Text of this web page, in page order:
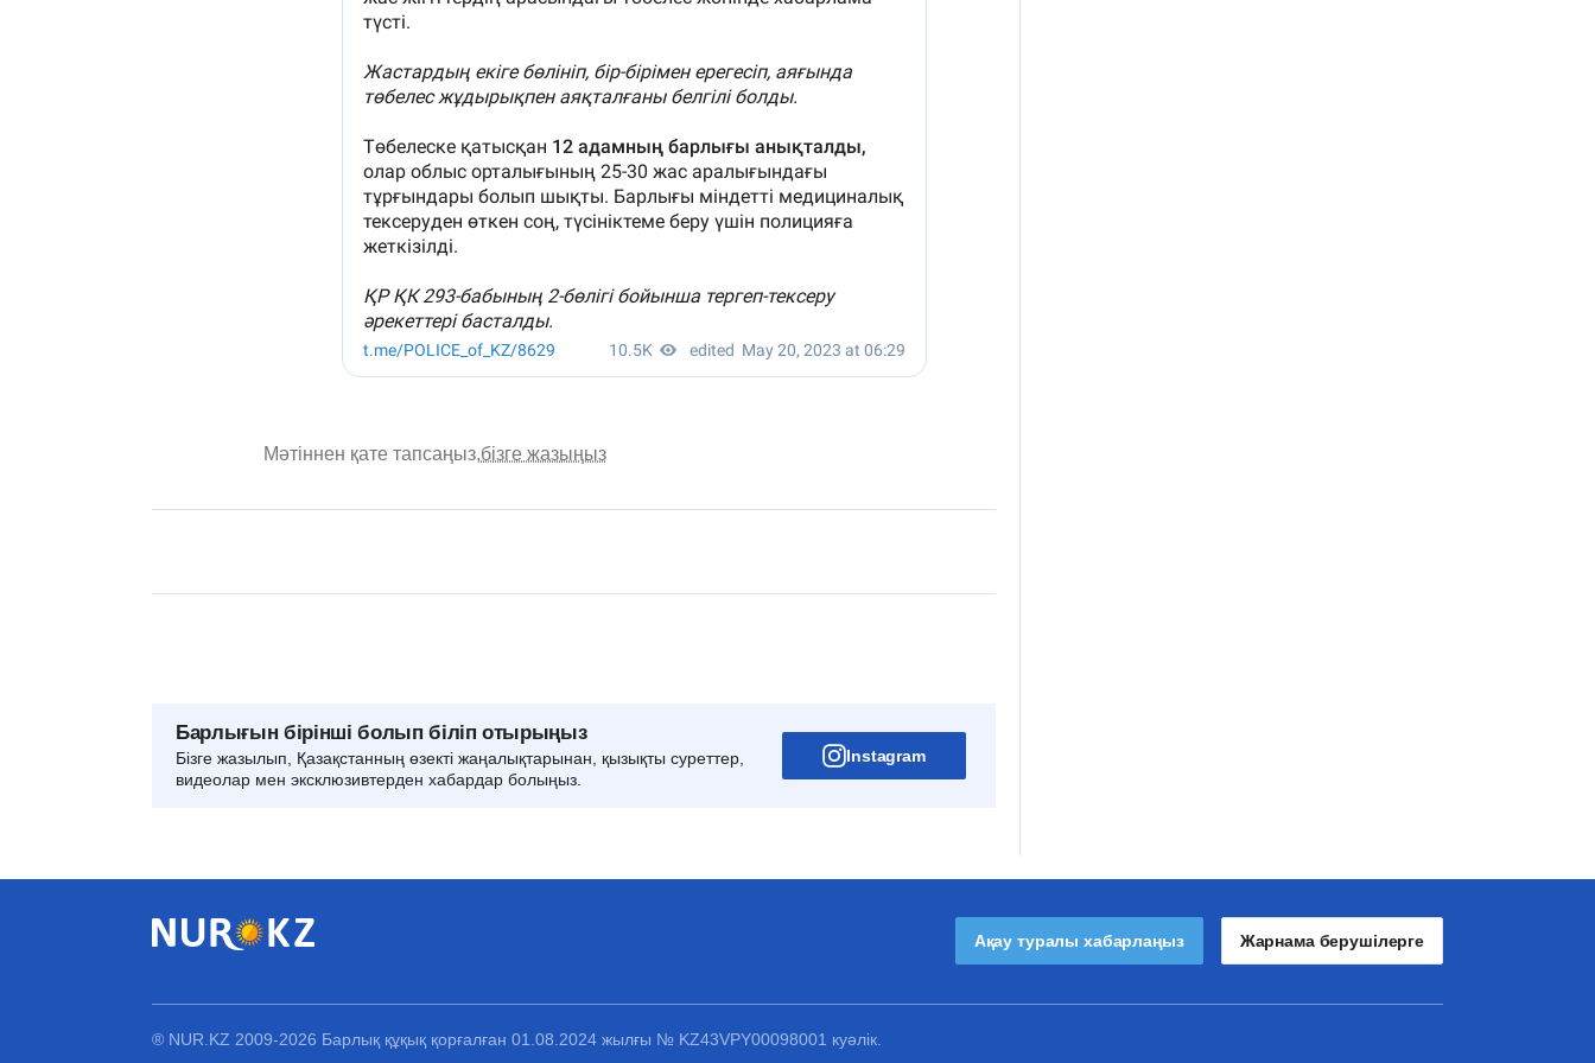
Мәтіннен қате тапсаңыз,бізге жазыңыз
Барлығын бірінші болып біліп отырыңыз
Бізге жазылып, Қазақстанның өзекті жаңалықтарынан, қызықты суреттер,
видеолар мен эксклюзивтерден хабардар болыңыз.
Instagram
Ақау туралы хабарлаңыз Жарнама берушілерге
® NUR.KZ 2009-2026 Барлық құқық қорғалған 01.08.2024 жылғы № KZ43VPY00098001 куәлік.